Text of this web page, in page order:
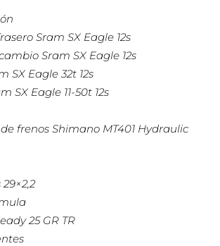
Sram SX Eagle 12s
Sram SX Eagle 12s
SX Eagle 32t 12s
SX Eagle 11-50t 12s
frenos Shimano MT401 Hydraulic
25 GR TR